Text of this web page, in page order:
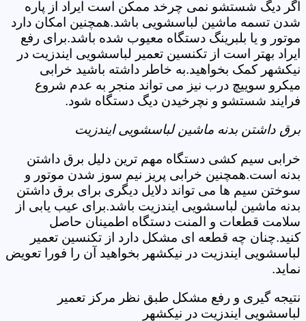
اگر دیگ شستشو نمی چرخد ممکن است ایراد از پاره
شدن تسمه ماشین لباسشویی باشد.همچنین امکان دارد
موتور و یا بلبرینگ دستگاه معیوب شده باشد.برای رفع
ایراد بهتر است از تکنسین تعمیر لباسشویی ایندزیت در
نیکشهر کمک بخواهید.به خاطر داشته باشید خرابی
میکرو سوییچ درب نیز می تواند منجر به عدم شروع
فرایند شستشو و نچرخیدن دیگ دستگاه شود.
برق داشتن بدنه ماشین لباسشویی ایندزیت
خرابی سیم کشی دستگاه مهم ترین دلیل برق داشتن
بدنه است.همچنین خرابی پریز نیم سوز شدن موتور و
سوختن سیم ها می تواند دلایل دیگری برای برق داشتن
بدنه ماشین لباسشویی ایندزیت باشد.برای عیب یابی از
سلامت قطعات و المنت دستگاه اطمینان حاصل
کنید.چنان چه قطعه ای مشکل دارد از تکنسین تعمیر
لباسشویی ایندزیت در نیکشهر بخواهید آن را فورا تعویض
نماید.
نتیجه گیری و رفع مشکل طبق نظر مرکز تعمیر
لباسشویی ایندزیت در نیکشهر